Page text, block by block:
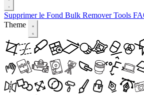
Supprimer le Fond Bulk RemoverTools
Theme